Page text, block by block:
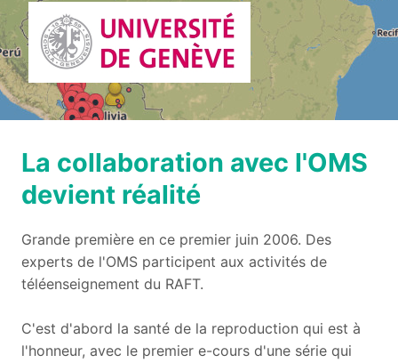
La collaboration avec l'OMS
devient réalité
Grande première en ce premier juin 2006. Des
experts de l'OMS participent aux activités de
téléenseignement du RAFT.
C'est d'abord la santé de la reproduction qui est à
l'honneur, avec le premier e-cours d'une série qui